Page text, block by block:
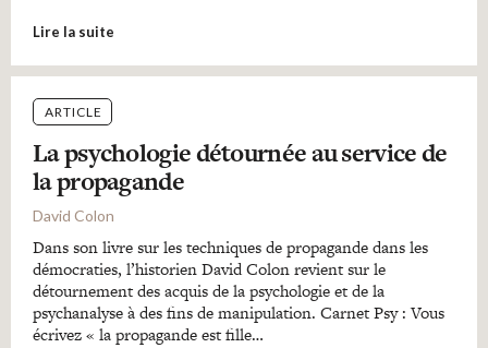
Lire la suite
ARTICLE
La psychologie détournée au service de
la propagande
David Colon
Dans son livre sur les techniques de propagande dans les
démocraties, l’historien David Colon revient sur le
détournement des acquis de la psychologie et de la
psychanalyse à des fins de manipulation. Carnet Psy : Vous
écrivez « la propagande est fille…